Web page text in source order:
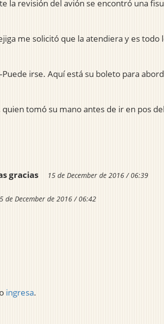
revisión del avión se encontró una
me solicitó que la atendiera y es todo
irse. Aquí está su boleto para
tomó su mano antes de ir en pos
gracias
15 de December de 2016 / 06:39
de December de 2016 / 06:42
o ingresa.